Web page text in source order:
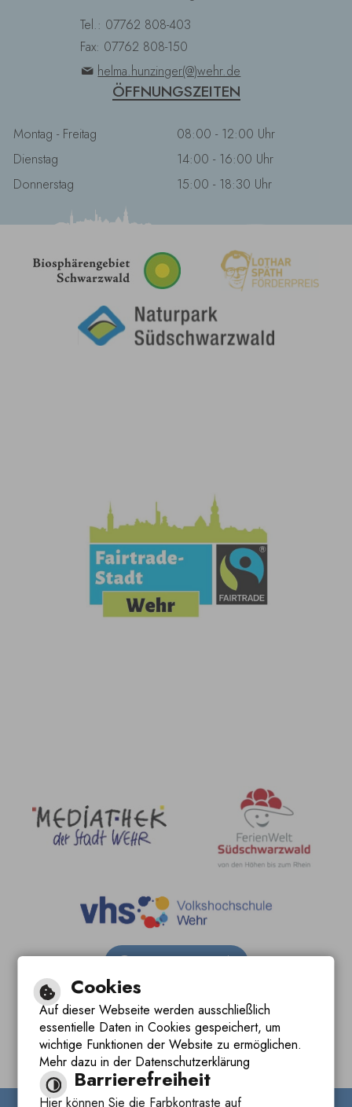
Tel.: 07762 808-403
Fax: 07762 808-150
helma.hunzinger(@)wehr.de
ÖFFNUNGSZEITEN
Montag - Freitag
Dienstag
Donnerstag
08:00 - 12:00 Uhr
14:00 - 16:00 Uhr
15:00 - 18:30 Uhr
Barrierefreie Ansicht
Gebärdensprache
Cookies
Auf dieser Webseite werden ausschließlich
essentielle Daten in Cookies gespeichert, um
wichtige Funktionen der Website zu ermöglichen.
Mehr dazu in der Datenschutzerklärung
Barrierefreiheit
Hier können Sie die Farbkontraste auf